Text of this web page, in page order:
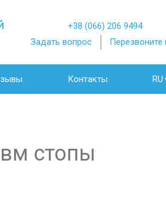
+38 (066) 206 9494
Задать вопрос
Перезвоните
Контакты RU
стопы